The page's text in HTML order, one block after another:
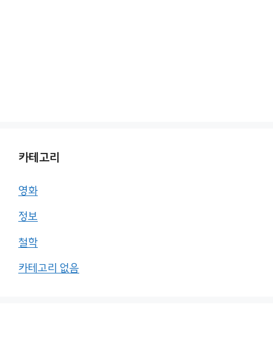
카테고리
영화
정보
철학
카테고리 없음